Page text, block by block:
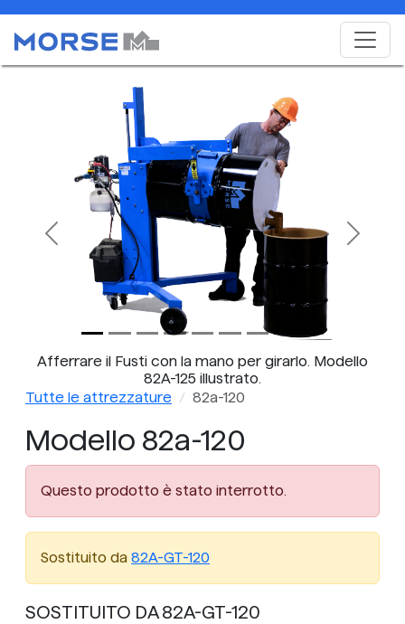
Afferrare il Fusti con la mano per girarlo. Modello
82A-125 illustrato.
Previous Next
Tutte le attrezzature 82a-120
Modello 82a-120
Questo prodotto è stato interrotto.
Sostituito da 82A-GT-120
SOSTITUITO DA 82A-GT-120